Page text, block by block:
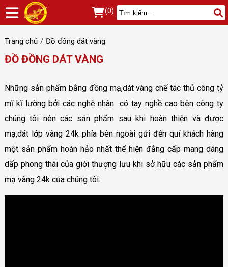
(0)
Trang chủ Đồ đồng dát vàng
ĐỒ ĐỒNG DÁT VÀNG
Những sản phẩm bằng đồng mạ,dát vàng chế tác thủ công tỷ
mĩ kĩ lưỡng bởi các nghệ nhân có tay nghề cao bên công ty
chúng tôi nên các sản phẩm sau khi hoàn thiện và được
mạ,dát lớp vàng 24k phía bên ngoài gửi đến quí khách hàng
một sản phẩm hoàn hảo nhất thể hiện đẳng cấp mang dáng
dấp phong thái của giới thượng lưu khi sở hữu các sản phẩm
mạ vàng 24k của chúng tôi.